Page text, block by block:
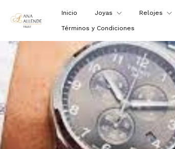
Inicio Joyas Relojes
Términos y Condiciones